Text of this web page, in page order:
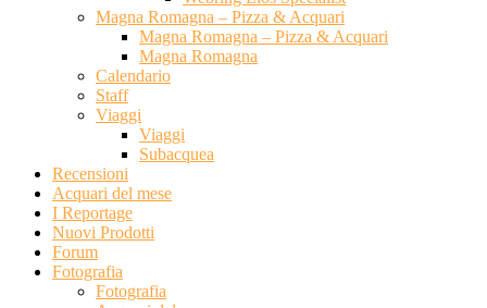
Magna Romagna – Pizza & Acquari
Magna Romagna – Pizza & Acquari
Magna Romagna
Calendario
Staff
Viaggi
Viaggi
Subacquea
Recensioni
Acquari del mese
I Reportage
Nuovi Prodotti
Forum
Fotografia
Fotografia